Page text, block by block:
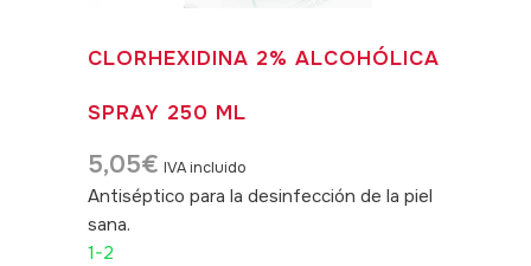
CLORHEXIDINA 2% ALCOHÓLICA
SPRAY 250 ML
5,05€ IVA incluido
Antiséptico para la desinfección de la piel
sana.
1-2